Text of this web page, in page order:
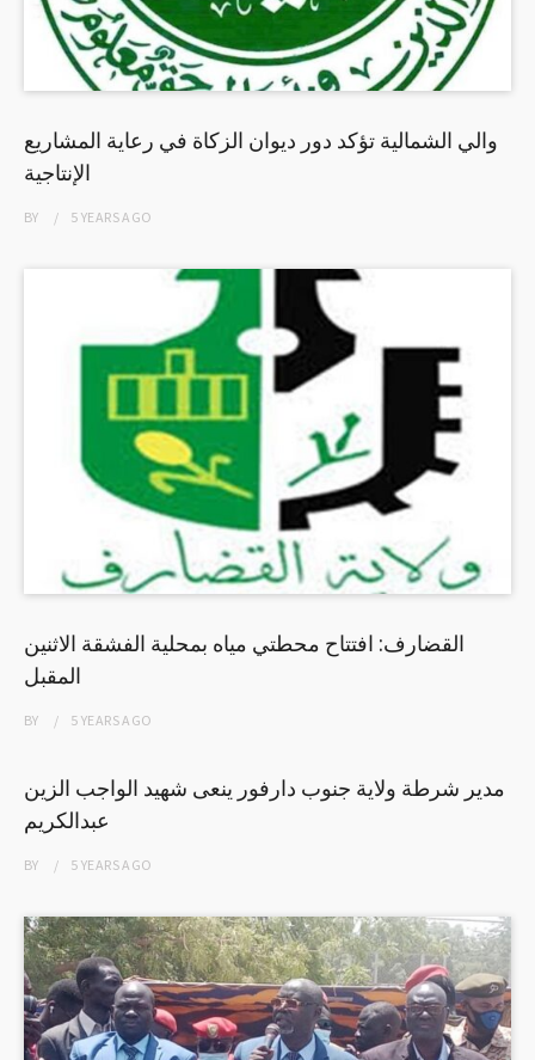
والي الشمالية تؤكد دور ديوان الزكاة في رعاية المشاريع
الإنتاجية
BY 5 YEARSAGO
القضارف: افتتاح محطتي مياه بمحلية الفشقة الاثنين
المقبل
BY 5 YEARSAGO
مدير شرطة ولاية جنوب دارفور ينعى شهيد الواجب الزين
عبدالكريم
BY 5 YEARSAGO